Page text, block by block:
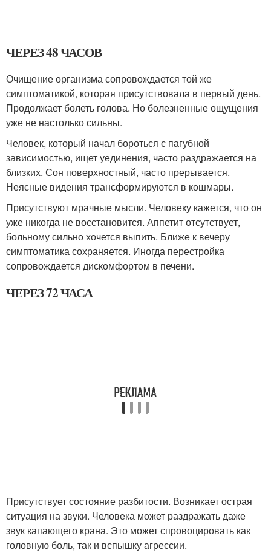
ЧЕРЕЗ 48 ЧАСОВ
Очищение организма сопровождается той же
симптоматикой, которая присутствовала в первый день.
Продолжает болеть голова. Но болезненные ощущения
уже не настолько сильны.
Человек, который начал бороться с пагубной
зависимостью, ищет уединения, часто раздражается на
близких. Сон поверхностный, часто прерывается.
Неясные видения трансформируются в кошмары.
Присутствуют мрачные мысли. Человеку кажется, что он
уже никогда не восстановится. Аппетит отсутствует,
больному сильно хочется выпить. Ближе к вечеру
симптоматика сохраняется. Иногда перестройка
сопровождается дискомфортом в печени.
ЧЕРЕЗ 72 ЧАСА
Присутствует состояние разбитости. Возникает острая
ситуация на звуки. Человека может раздражать даже
звук капающего крана. Это может спровоцировать как
головную боль, так и вспышку агрессии.